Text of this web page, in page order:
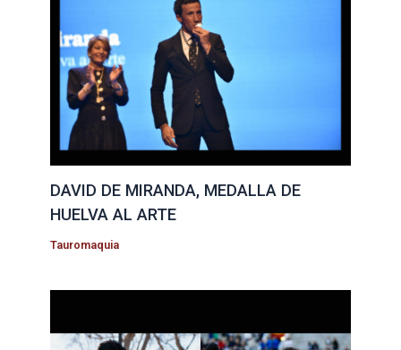
DAVID DE MIRANDA, MEDALLA DE
HUELVA AL ARTE
Tauromaquia